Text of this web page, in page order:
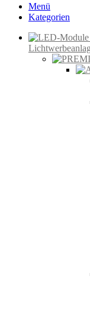
Menü
Kategorien